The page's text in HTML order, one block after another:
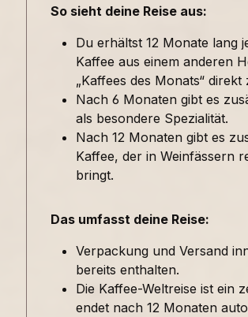
So sieht deine Reise aus:
Du erhältst 12 Monate lang
Kaffee aus einem anderen
„Kaffees des Monats“
Nach 6 Monaten gibt es
als besondere Spezialität.
Nach 12 Monaten gibt es
Kaffee, der in Weinfässern
bringt.
Das umfasst deine Reise:
Verpackung und Versand
bereits enthalten.
Die Kaffee-Weltreise ist ein
endet nach 12 Monaten